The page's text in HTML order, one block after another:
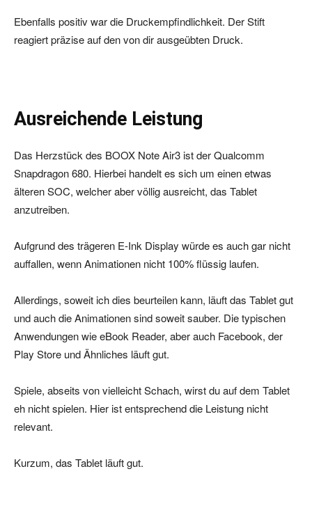
Ebenfalls positiv war die Druckempfindlichkeit. Der Stift
reagiert präzise auf den von dir ausgeübten Druck.
Ausreichende Leistung
Das Herzstück des BOOX Note Air3 ist der Qualcomm
Snapdragon 680. Hierbei handelt es sich um einen etwas
älteren SOC, welcher aber völlig ausreicht, das Tablet
anzutreiben.
Aufgrund des trägeren E-Ink Display würde es auch gar nicht
auffallen, wenn Animationen nicht 100% flüssig laufen.
Allerdings, soweit ich dies beurteilen kann, läuft das Tablet gut
und auch die Animationen sind soweit sauber. Die typischen
Anwendungen wie eBook Reader, aber auch Facebook, der
Play Store und Ähnliches läuft gut.
Spiele, abseits von vielleicht Schach, wirst du auf dem Tablet
eh nicht spielen. Hier ist entsprechend die Leistung nicht
relevant.
Kurzum, das Tablet läuft gut.